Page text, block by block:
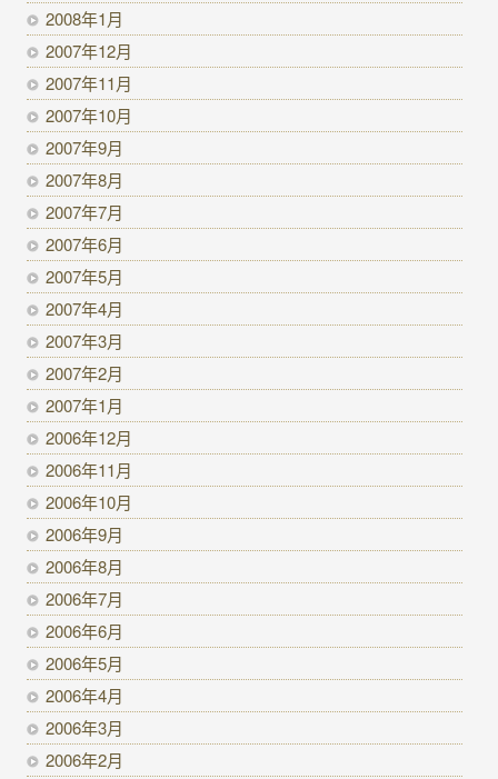
2008年1月
2007年12月
2007年11月
2007年10月
2007年9月
2007年8月
2007年7月
2007年6月
2007年5月
2007年4月
2007年3月
2007年2月
2007年1月
2006年12月
2006年11月
2006年10月
2006年9月
2006年8月
2006年7月
2006年6月
2006年5月
2006年4月
2006年3月
2006年2月